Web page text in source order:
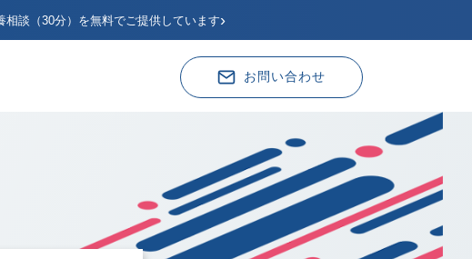
談（30分）を無料でご提供しています›
お問い合わせ